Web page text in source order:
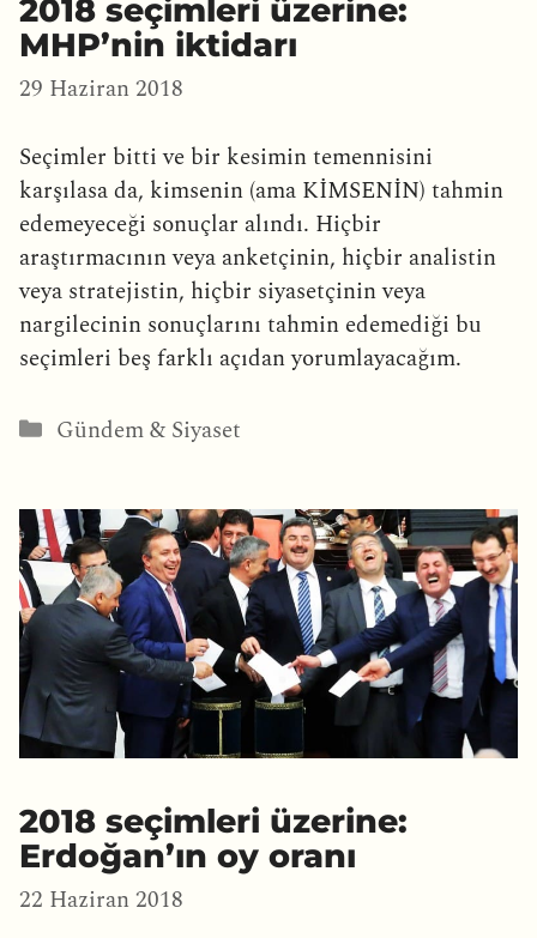
2018 seçimleri üzerine:
MHP’nin iktidarı
29 Haziran 2018
Seçimler bitti ve bir kesimin temennisini
karşılasa da, kimsenin (ama KİMSENİN) tahmin
edemeyeceği sonuçlar alındı. Hiçbir
araştırmacının veya anketçinin, hiçbir analistin
veya stratejistin, hiçbir siyasetçinin veya
nargilecinin sonuçlarını tahmin edemediği bu
seçimleri beş farklı açıdan yorumlayacağım.
Kategoriler
Gündem & Siyaset
2018 seçimleri üzerine:
Erdoğan’ın oy oranı
22 Haziran 2018